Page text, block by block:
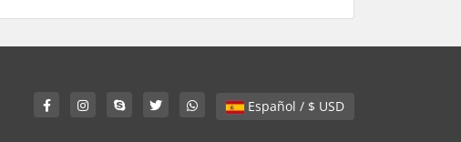
Español / $ USD